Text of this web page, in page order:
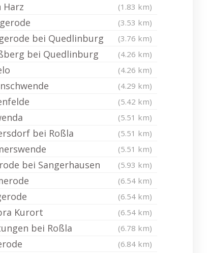
Harz (1.83 km)
(3.53 km)
bei Quedlinburg (3.76 km)
bei Quedlinburg (4.26 km)
(4.26 km)
(4.29 km)
(5.42 km)
(5.51 km)
bei Roßla (5.51 km)
(5.51 km)
bei Sangerhausen (5.93 km)
(6.54 km)
(6.54 km)
Kurort (6.54 km)
bei Roßla (6.78 km)
(6.84 km)